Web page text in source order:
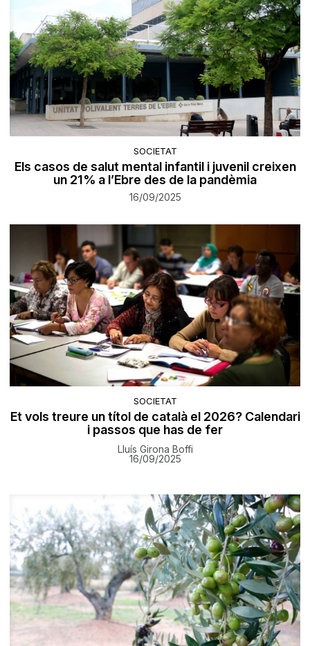
SOCIETAT
Els casos de salut mental infantil i juvenil creixen
un 21% a l’Ebre des de la pandèmia
16/09/2025
SOCIETAT
Et vols treure un títol de català el 2026? Calendari
i passos que has de fer
Lluís Girona Boffi
16/09/2025